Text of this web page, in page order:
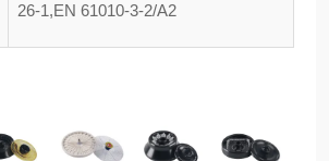
26-1,EN 61010-3-2/A2